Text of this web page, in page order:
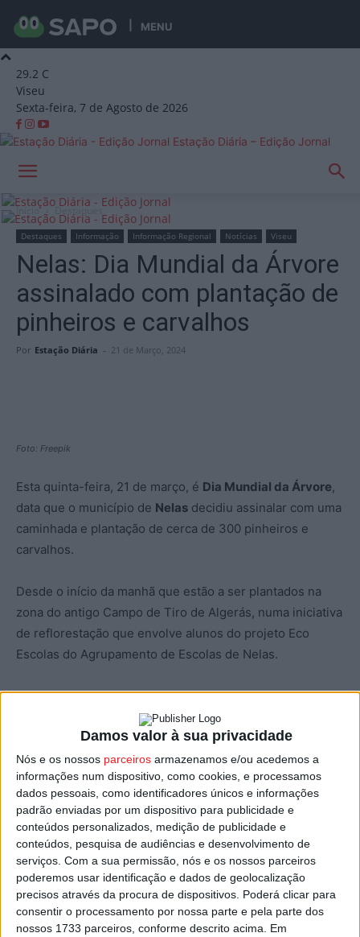
Damos valor à sua privacidade
Nós e os nossos parceiros armazenamos e/ou acedemos a
informações num dispositivo, como cookies, e processamos
dados pessoais, como identificadores únicos e informações
padrão enviadas por um dispositivo para publicidade e
conteúdos personalizados, medição de publicidade e
conteúdos, pesquisa de audiências e desenvolvimento de
serviços. Com a sua permissão, nós e os nossos parceiros
poderemos usar identificação e dados de geolocalização
precisos através da procura de dispositivos. Poderá clicar para
consentir o processamento por nossa parte e pela parte dos
nossos 1733 parceiros, conforme descrito acima. Em
MENU
29.2 C
Viseu
Sexta-feira, 7 de Agosto de 2026
Estação Diária – Edição Jornal
Início Destaques
Destaques Informação Informação Regional Notícias Viseu
Nelas: Dia Mundial da Árvore
assinalado com plantação de
pinheiros e carvalhos
Por Estação Diária - 21 de Março, 2024
Foto: Freepik
Esta quinta-feira, 21 de março, é Dia Mundial da Árvore,
data que o município de Nelas decidiu assinalar com uma
caminhada e plantação de cerca de 300 pinheiros e
carvalhos.
Desde o início da manhã que estão a ser plantados na
zona do antigo Campo de Tiro de Algerás, numa iniciativa
de reflorestação que envolve alunos do projeto Eco
Escolas do Agrupamento de Escolas de Nelas.
Há ainda no programa uma caminhada pela freguesia de
Amanhã, 2 de março é Dia Internacional das Florestas,
instituído pelas Nações Unidas com o objetivo da
promoção de uma gestão sustentável das florestas,
procurando garantir que as gerações futuras continuem a
beneficiar de todas as mais valias da produção florestal.
As comemorações este ano têm por mote ‘Florestas e
inovação: novas soluções para um mundo melhor’.